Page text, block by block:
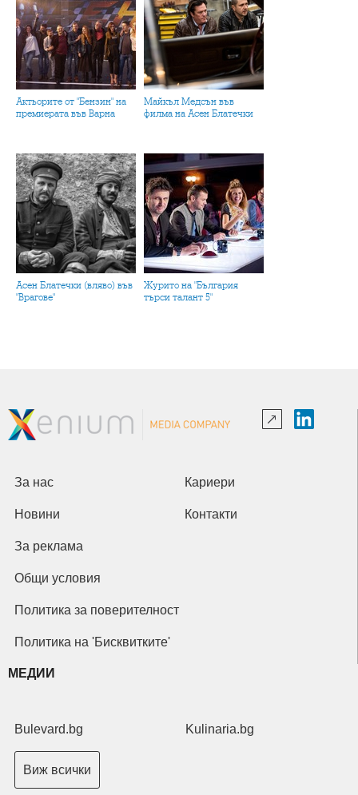
Актьорите от "Бензин" на
премиерата във Варна
Майкъл Медсън във
филма на Асен Блатечки
Асен Блатечки (вляво) във
"Врагове"
Журито на "България
търси талант 5"
За нас Кариери
Новини Контакти
За реклама
Общи условия
Политика за поверителност
Политика на 'Бисквитките'
МЕДИИ
Bulevard.bg Kulinaria.bg
Виж всички